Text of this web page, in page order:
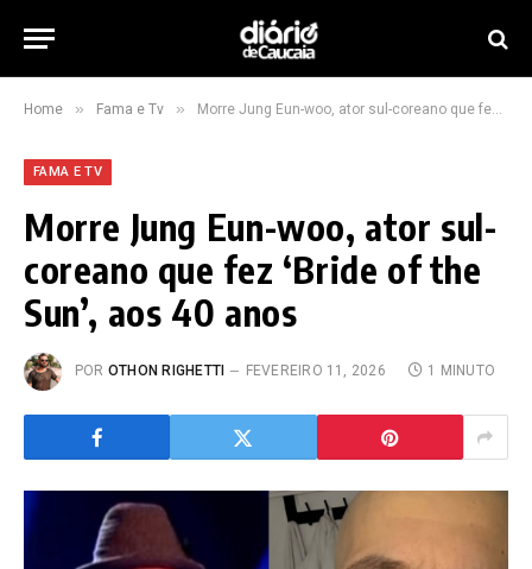
Home » Fama e Tv » Morre Jung Eun-woo, ator sul-coreano que fez ‘Bride of the Sun’, aos 40 anos
FAMA E TV
Morre Jung Eun-woo, ator sul-
coreano que fez ‘Bride of the
Sun’, aos 40 anos
POR OTHON RIGHETTI FEVEREIRO 11, 2026 1 MINUTO